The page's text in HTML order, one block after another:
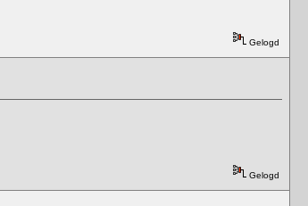
Gelogd
Gelogd